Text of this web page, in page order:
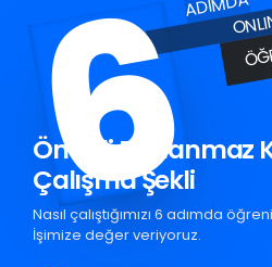
6
Ömerli Paslanmaz
Çalışma Şekli
Nasıl çalıştığımızı 6 adımda
İşimize değer veriyoruz.